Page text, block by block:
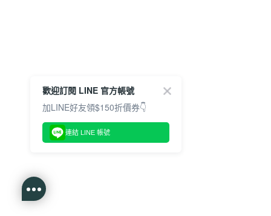
歡迎訂閱 LINE 官方帳號
加LINE好友領$150折價券👇
連結 LINE 帳號